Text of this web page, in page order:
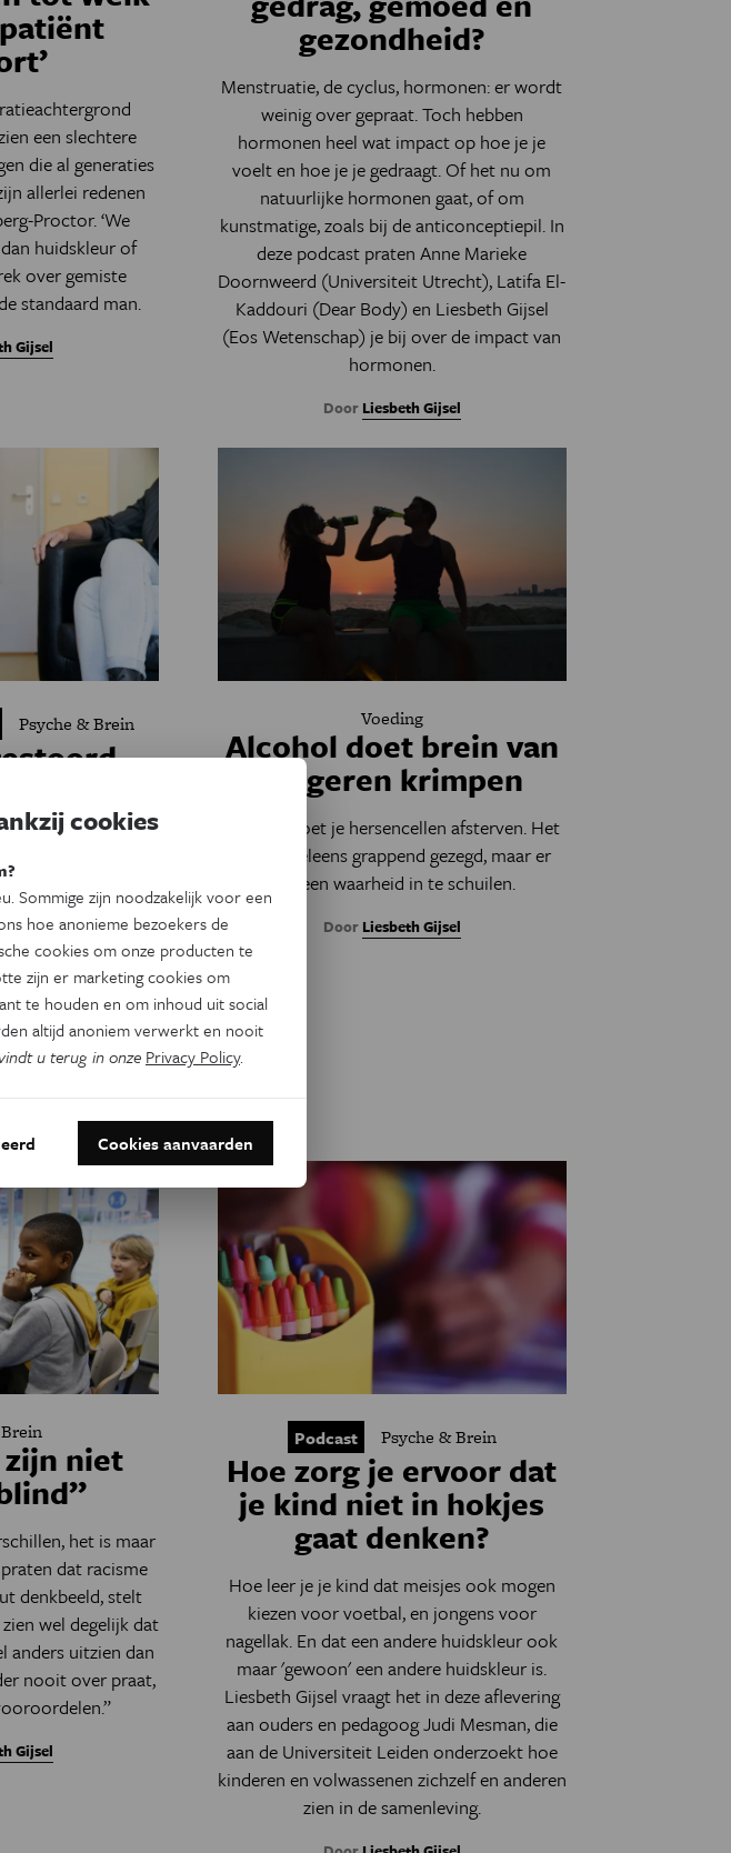
patiënt
een slechtere
die al generaties
allerlei redenen
Proctor. ‘We
huidskleur of
over gemiste
standaard man.
Gijsel
gezondheid?
Menstruatie, de cyclus, hormonen: er wordt
weinig over gepraat. Toch hebben
hormonen heel wat impact op hoe je je
voelt en hoe je je gedraagt. Of het nu om
natuurlijke hormonen gaat, of om
kunstmatige, zoals bij de anticonceptiepil. In
deze podcast praten Anne Marieke
Doornweerd (Universiteit Utrecht), Latifa El-
Kaddouri (Dear Body) en Liesbeth Gijsel
(Eos Wetenschap) je bij over de impact van
hormonen.
Door Liesbeth Gijsel
Psyche & Brein
en vakjes
gezondheid
Heeft de
beste tijd gehad?
Gijsel
Voeding
Alcohol doet brein van
jongeren krimpen
Drinken doet je hersencellen afsterven. Het
wordt weleens grappend gezegd, maar er
lijkt een waarheid in te schuilen.
Door Liesbeth Gijsel
niet
het is maar
dat racisme
denkbeeld, stelt
wel degelijk dat
anders uitzien dan
nooit over praat,
Gijsel
Podcast Psyche & Brein
Hoe zorg je ervoor dat
je kind niet in hokjes
gaat denken?
Hoe leer je je kind dat meisjes ook mogen
kiezen voor voetbal, en jongens voor
nagellak. En dat een andere huidskleur ook
maar 'gewoon' een andere huidskleur is.
Liesbeth Gijsel vraagt het in deze aflevering
aan ouders en pedagoog Judi Mesman, die
aan de Universiteit Leiden onderzoekt hoe
kinderen en volwassenen zichzelf en anderen
zien in de samenleving.
cookies
Sommige zijn noodzakelijk voor een
hoe anonieme bezoekers de
cookies om onze producten te
zijn er marketing cookies om
te houden en om inhoud uit social
altijd anoniem verwerkt en nooit
u terug in onze Privacy Policy.
Cookies aanvaarden